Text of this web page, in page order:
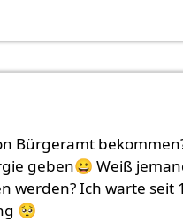
Bürgeramt
geben😀 Weiß
werden? Ich warte seit
🥺